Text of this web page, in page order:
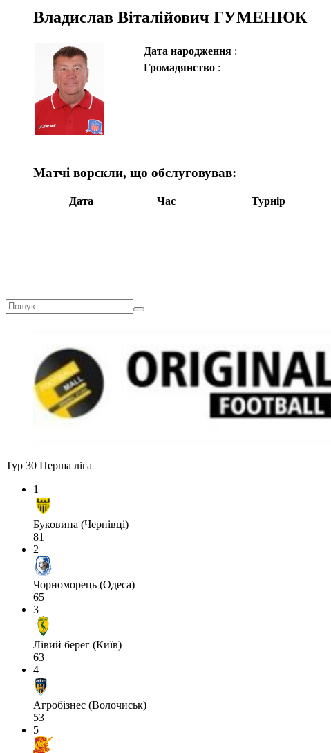
Владислав Віталійович ГУМЕНЮК
Дата народження :
Громадянство :
Матчі ворскли, що обслуговував:
Дата Час Турнір
Тур 30 Перша ліга
1
Буковина (Чернівці)
81
2
Чорноморець (Одеса)
65
3
Лівий берег (Київ)
63
4
Агробізнес (Волочиськ)
53
5